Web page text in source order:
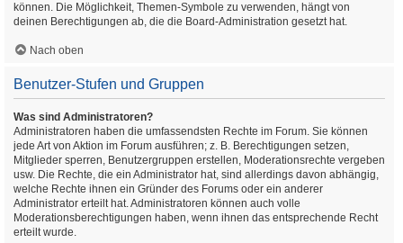
können. Die Möglichkeit, Themen-Symbole zu verwenden, hängt von
deinen Berechtigungen ab, die die Board-Administration gesetzt hat.
Nach oben
Benutzer-Stufen und Gruppen
Was sind Administratoren?
Administratoren haben die umfassendsten Rechte im Forum. Sie können
jede Art von Aktion im Forum ausführen; z. B. Berechtigungen setzen,
Mitglieder sperren, Benutzergruppen erstellen, Moderationsrechte vergeben
usw. Die Rechte, die ein Administrator hat, sind allerdings davon abhängig,
welche Rechte ihnen ein Gründer des Forums oder ein anderer
Administrator erteilt hat. Administratoren können auch volle
Moderationsberechtigungen haben, wenn ihnen das entsprechende Recht
erteilt wurde.